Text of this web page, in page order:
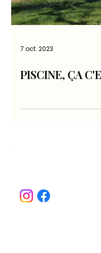
Réception
7 oct. 2023
PISCINE, ÇA